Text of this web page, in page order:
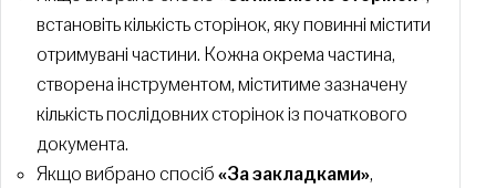
встановіть кількість сторінок, яку повинні містити
отримувані частини. Кожна окрема частина,
створена інструментом, міститиме зазначену
кількість послідовних сторінок із початкового
документа.
Якщо вибрано спосіб«За закладками»,